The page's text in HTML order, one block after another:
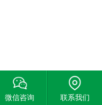
微信咨询 联系我们